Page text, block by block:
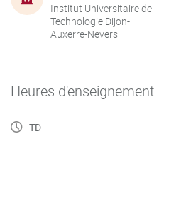
Institut Universitaire de
Technologie Dijon-
Auxerre-Nevers
Heures d'enseignement
TD